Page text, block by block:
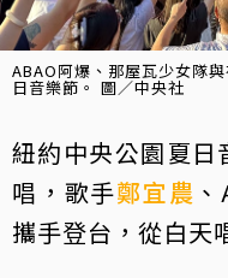
ABAO阿爆、那屋瓦少女隊
日音樂節。 圖／中央社
紐約中央公園夏日
唱，歌手鄭宜農
攜手登台，從白天